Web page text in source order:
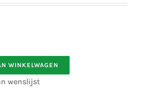
WINKELWAGEN
wenslijst